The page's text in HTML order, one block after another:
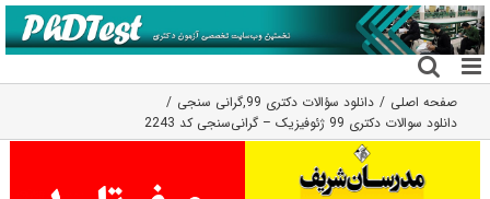
رفتن
به
محتوا
صفحه اصلی دانلود سؤالات دکتری 99 ,گرانی سنجی
دانلود سوالات دکتری 99 ژئوفیزیک – گرانی‌سنجی کد 2243